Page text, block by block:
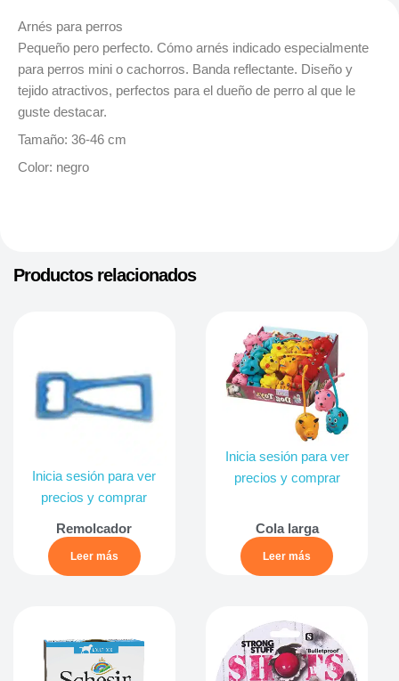
Arnés para perros
Pequeño pero perfecto. Cómo arnés indicado especialmente
para perros mini o cachorros. Banda reflectante. Diseño y
tejido atractivos, perfectos para el dueño de perro al que le
guste destacar.
Tamaño: 36-46 cm
Color: negro
Productos relacionados
Inicia sesión para ver
precios y comprar
Remolcador
Leer más
Inicia sesión para ver
precios y comprar
Cola larga
Leer más